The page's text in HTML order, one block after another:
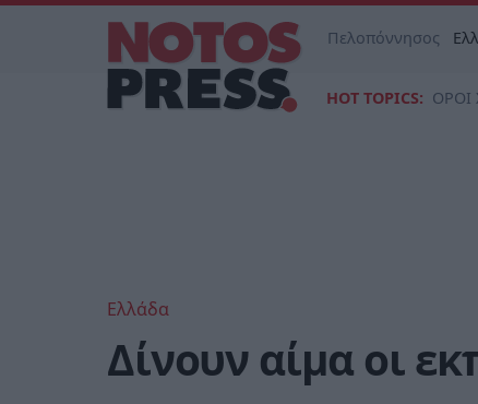
Πελοπόννησος
HOT TOPICS: ΟΡΟΙ
Ελλάδα
Δίνουν αίμα οι